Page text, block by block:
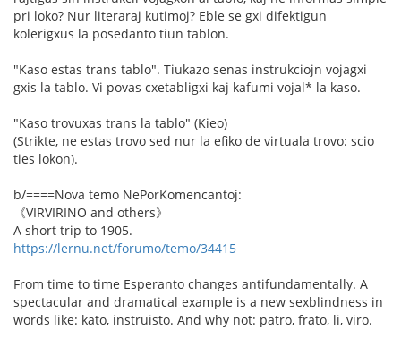
pri loko? Nur literaraj kutimoj? Eble se gxi difektigun
kolerigxus la posedanto tiun tablon.
"Kaso estas trans tablo". Tiukazo senas instrukciojn vojagxi
gxis la tablo. Vi povas cxetabligxi kaj kafumi vojal* la kaso.
"Kaso trovuxas trans la tablo" (Kieo)
(Strikte, ne estas trovo sed nur la efiko de virtuala trovo: scio
ties lokon).
b/====Nova temo NePorKomencantoj:
《VIRVIRINO and others》
A short trip to 1905.
https://lernu.net/forumo/temo/34415
From time to time Esperanto changes antifundamentally. A
spectacular and dramatical example is a new sexblindness in
words like: kato, instruisto. And why not: patro, frato, li, viro.